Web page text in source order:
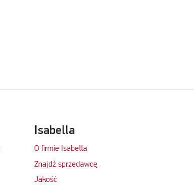
Isabella
O firmie Isabella
Znajdź sprzedawcę
Jakość